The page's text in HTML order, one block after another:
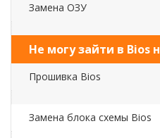
Замена ОЗУ
Не могу зайти в Bios
Прошивка Bios
Замена блока схемы Bios